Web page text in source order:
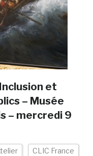
et
– Musée
– mercredi 9
CLIC France